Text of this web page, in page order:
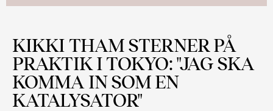
KIKKI THAM STERNER PÅ
PRAKTIK I TOKYO: "JAG SKA
KOMMA IN SOM EN
KATALYSATOR"